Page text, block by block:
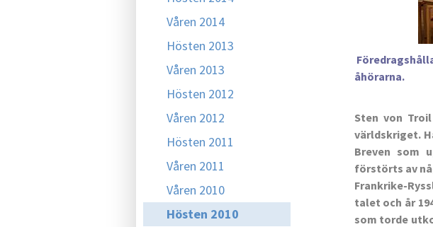
Våren 2014
Hösten 2013
Våren 2013
Hösten 2012
Våren 2012
Hösten 2011
Våren 2011
Våren 2010
Hösten 2010
åhörarna.
Sten von
världskriget.
Breven som
förstörts av
Frankrike-
talet och år
som torde